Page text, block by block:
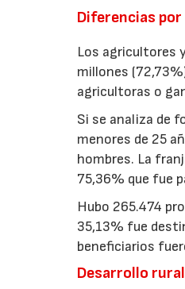
Diferencias por
Los agricultores
millones
agricultoras o
Si se analiza de
menores de 25
hombres. La
75,36% que fue
Hubo 265.474
35,13% fue
beneficiarios
Desarrollo rural